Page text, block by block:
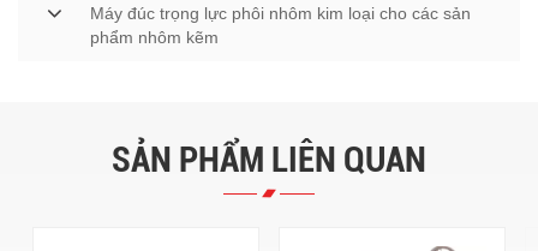
Máy đúc trọng lực phôi nhôm kim loại cho các sản
phẩm nhôm kẽm
SẢN PHẨM LIÊN QUAN